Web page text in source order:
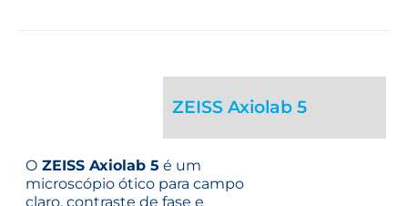
ZEISS Axiolab 5
O ZEISS Axiolab 5 é um
microscópio ótico para campo
claro, contraste de fase e